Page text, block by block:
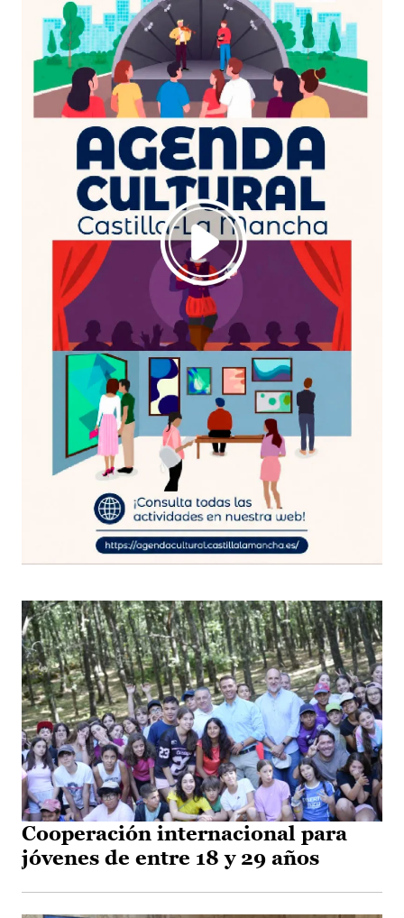
Cooperación internacional para
jóvenes de entre 18 y 29 años